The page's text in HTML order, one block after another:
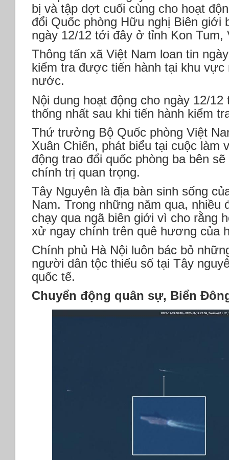
bị và tập dợt cuối cùng cho hoạt
đổi Quốc phòng Hữu nghị Biên giới
ngày 12/12 tới đây ở tỉnh Kon Tum,
Thông tấn xã Việt Nam loan tin
kiểm tra được tiến hành tại khu
nước.
Nội dung hoạt động cho ngày 12/
thống nhất sau khi tiến hành kiểm
Thứ trưởng Bộ Quốc phòng Việt
Xuân Chiến, phát biểu tại cuộc làm
động trao đổi quốc phòng ba bên
chính trị quan trọng.
Tây Nguyên là địa bàn sinh sống
Nam. Trong những năm qua, nhiều
chạy qua ngã biên giới vì cho rằng
xử ngay chính trên quê hương của
Chính phủ Hà Nội luôn bác bỏ
người dân tộc thiểu số tại Tây
quốc tế.
Chuyển động quân sự, Biển